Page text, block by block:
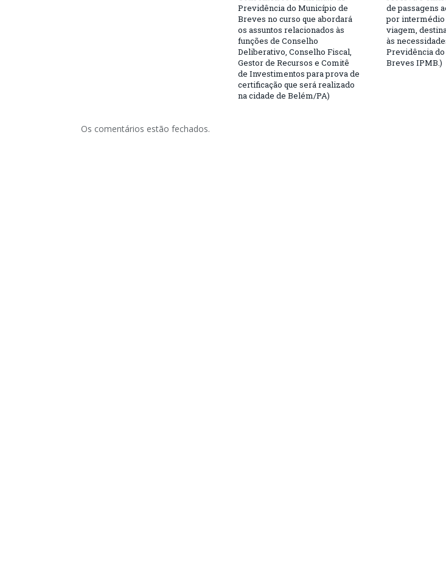
Previdência do Município de
Breves no curso que abordará
os assuntos relacionados às
funções de Conselho
Deliberativo, Conselho Fiscal,
Gestor de Recursos e Comitê
de Investimentos para prova de
certificação que será realizado
na cidade de Belém/PA)
de passagens
por intermédio
viagem,
às
Previdência
Breves IPMB.)
Os comentários estão fechados.